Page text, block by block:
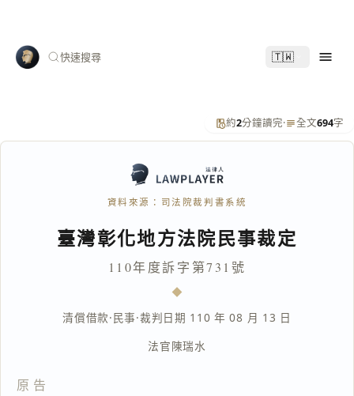
快速搜尋 🇹🇼
約2分鐘讀完· 全文694字
資料來源：司法院裁判書系統
臺灣彰化地方法院民事裁定
110年度訴字第731號
清償借款·民事·裁判日期 110 年 08 月 13 日
法官陳瑞水
原告